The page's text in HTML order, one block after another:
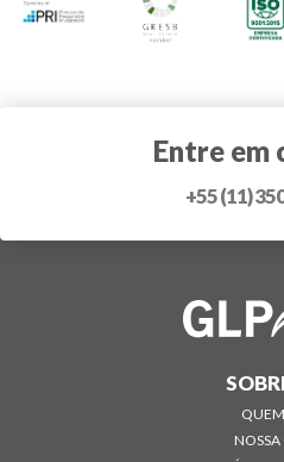
Entre em
+55 (11)
NOSSA